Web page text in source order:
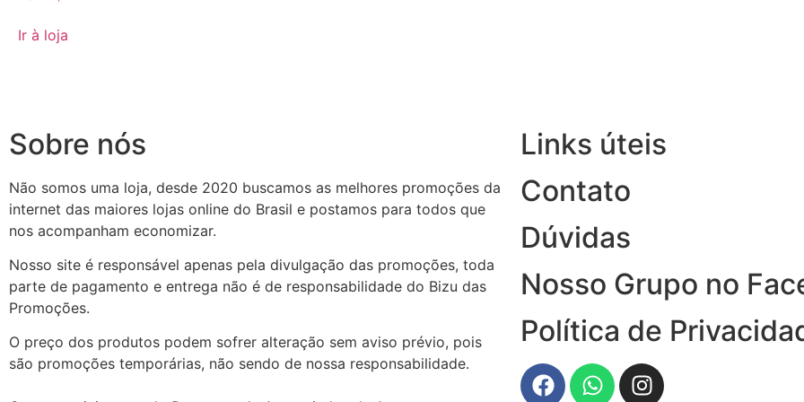
Ir à loja
Sobre nós
Não somos uma loja, desde 2020 buscamos as melhores promoções da
internet das maiores lojas online do Brasil e postamos para todos que
nos acompanham economizar.
Nosso site é responsável apenas pela divulgação das promoções, toda
parte de pagamento e entrega não é de responsabilidade do Bizu das
Promoções.
O preço dos produtos podem sofrer alteração sem aviso prévio, pois
são promoções temporárias, não sendo de nossa responsabilidade.
Links úteis
Contato
Dúvidas
Nosso Grupo no
Política de